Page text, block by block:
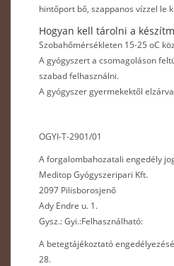
hintőport bő, szappanos vízzel le
Hogyan kell tárolni a
Szobahőmérsékleten 15-25 oC
A gyógyszert a csomagoláson
szabad felhasználni.
A gyógyszer gyermekektől
OGYI-T-2901/01
A forgalombahozatali engedély
Meditop Gyógyszeripari Kft.
2097 Pilisborosjenő
Ady Endre u. 1.
Gysz.: Gyi.:Felhasználható:
A betegtájékoztató
28.